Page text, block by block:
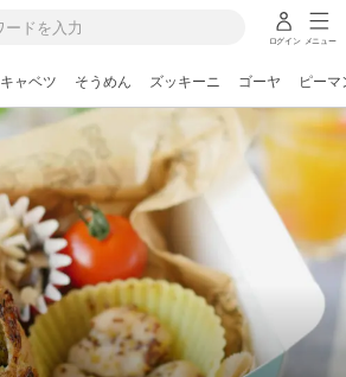
ログイン メニュー
キャベツ そうめん ズッキーニ ゴーヤ ピーマ